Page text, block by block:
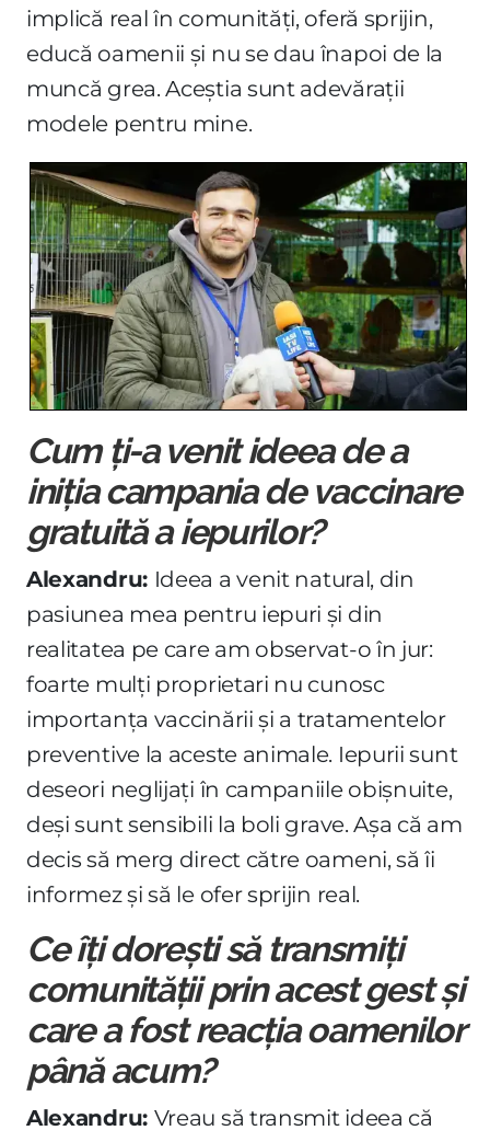
implică real în comunități, oferă sprijin,
educă oamenii și nu se dau înapoi de la
muncă grea. Aceștia sunt adevărații
modele pentru mine.
Cum ți-a venit ideea de a
iniția campania de vaccinare
gratuită a iepurilor?
Alexandru: Ideea a venit natural, din
pasiunea mea pentru iepuri și din
realitatea pe care am observat-o în jur:
foarte mulți proprietari nu cunosc
importanța vaccinării și a tratamentelor
preventive la aceste animale. Iepurii sunt
deseori neglijați în campaniile obișnuite,
deși sunt sensibili la boli grave. Așa că am
decis să merg direct către oameni, să îi
informez și să le ofer sprijin real.
Ce îți dorești să transmiți
comunității prin acest gest și
care a fost reacția oamenilor
până acum?
Alexandru: Vreau să transmit ideea că